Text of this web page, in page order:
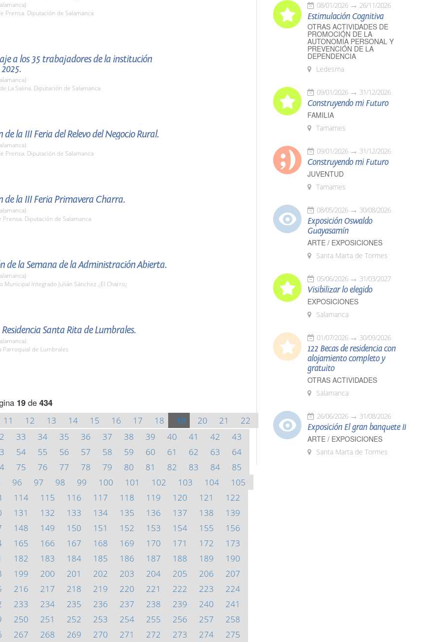
Prensa. Diputación de Salamanca
a los 35 trabajadores de la institución
La Salina. Diputación de Salamanca
de la III Feria del Relevo del Negocio Rural.
Prensa. Diputación de Salamanca
de la III Feria Primavera Charra.
Prensa. Diputación de Salamanca
de la Semana de la Administración Abierta.
Municipal Integrado Julián Sánchez ¿El Charro¿
Residencia Santa Rita de Lumbrales.
Parroquial de Lumbrales
19 de 434
11 12 13 14 15 16 17 18 19 20 21
22
33 34 35 36 37 38 39 40 41 42
43
54 55 56 57 58 59 60 61 62 63
64
75 76 77 78 79 80 81 82 83 84
85
96 97 98 99 100 101 102 103 104
105
114 115 116 117 118 119 120 121
122
131 132 133 134 135 136 137 138
139
148 149 150 151 152 153 154 155
156
165 166 167 168 169 170 171 172
173
182 183 184 185 186 187 188 189
190
199 200 201 202 203 204 205 206
207
216 217 218 219 220 221 222 223
224
233 234 235 236 237 238 239 240
241
250 251 252 253 254 255 256 257
258
267 268 269 270 271 272 273 274 275
08/01/2026 26/11/2026
Estimulación Cognitiva
OTRAS ACTIVIDADES DE
PROMOCIÓN DE LA
AUTONOMÍA PERSONAL Y
PREVENCIÓN DE LA
DEPENDENCIA
Ledesma
09/01/2026 31/12/2026
Construyendo mi Futuro
FAMILIA
Tamames
09/01/2026 31/12/2026
Construyendo mi Futuro
JUVENTUD
Tamames
08/05/2026 30/08/2026
Exposición Oswaldo
Guayasamín
ARTE / EXPOSICIONES
Santa Marta de Tormes
05/06/2026 31/03/2027
Visibilizar lo elegido
EXPOSICIONES
Salamanca
01/07/2026 30/09/2026
122 Becas de residencia con
alojamiento completo y
gratuito
OTRAS ACTIVIDADES
Salamanca
26/06/2026 31/08/2026
Exposición El gran banquete II
ARTE / EXPOSICIONES
Santa Marta de Tormes